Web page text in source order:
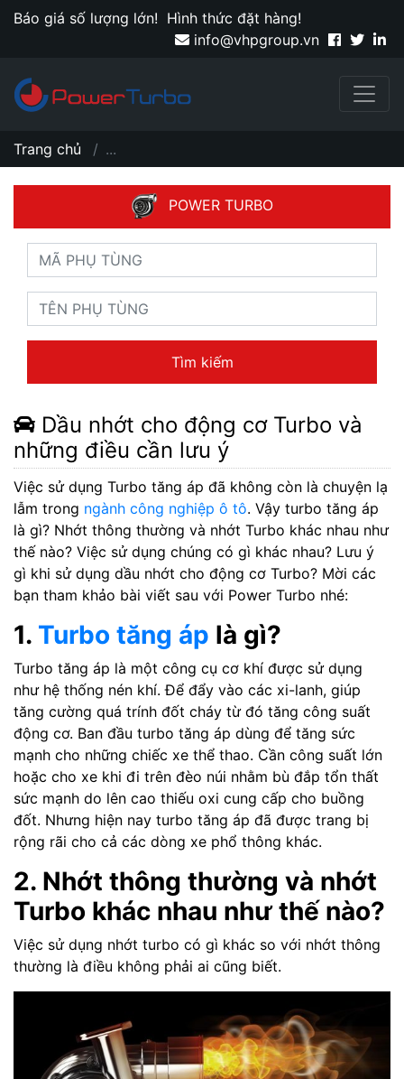
Báo giá số lượng lớn! Hình thức đặt hàng!
info@vhpgroup.vn
Trang chủ ...
POWER TURBO
Tìm kiếm
Dầu nhớt cho động cơ Turbo và
những điều cần lưu ý
Việc sử dụng Turbo tăng áp đã không còn là chuyện lạ
lẫm trong ngành công nghiệp ô tô. Vậy turbo tăng áp
là gì? Nhớt thông thường và nhớt Turbo khác nhau như
thế nào? Việc sử dụng chúng có gì khác nhau? Lưu ý
gì khi sử dụng dầu nhớt cho động cơ Turbo? Mời các
bạn tham khảo bài viết sau với Power Turbo nhé:
1. Turbo tăng áp là gì?
Turbo tăng áp là một công cụ cơ khí được sử dụng
như hệ thống nén khí. Để đẩy vào các xi-lanh, giúp
tăng cường quá trính đốt cháy từ đó tăng công suất
động cơ. Ban đầu turbo tăng áp dùng để tăng sức
mạnh cho những chiếc xe thể thao. Cần công suất lớn
hoặc cho xe khi đi trên đèo núi nhằm bù đắp tổn thất
sức mạnh do lên cao thiếu oxi cung cấp cho buồng
đốt. Nhưng hiện nay turbo tăng áp đã được trang bị
rộng rãi cho cả các dòng xe phổ thông khác.
2. Nhớt thông thường và nhớt
Turbo khác nhau như thế nào?
Việc sử dụng nhớt turbo có gì khác so với nhớt thông
thường là điều không phải ai cũng biết.